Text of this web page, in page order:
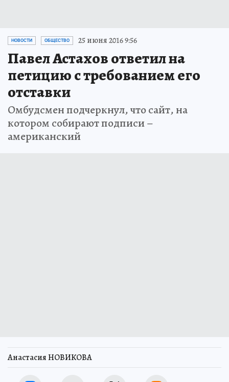
НОВОСТИ ОБЩЕСТВО 25 июня 2016 9:56
Павел Астахов ответил на
петицию с требованием его
отставки
Омбудсмен подчеркнул, что сайт, на
котором собирают подписи –
американский
Анастасия НОВИКОВА